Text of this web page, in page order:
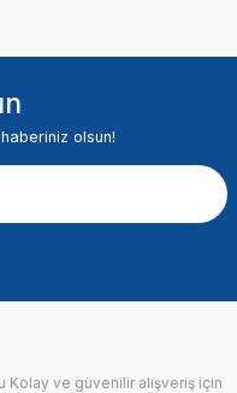
olsun!
Kolay ve güvenilir alışveriş için